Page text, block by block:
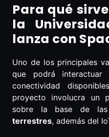
Para qué
la
lanza con
Uno de los principales
que podrá
conectividad
proyecto involucra un
sobre la base de las
terrestres, además del